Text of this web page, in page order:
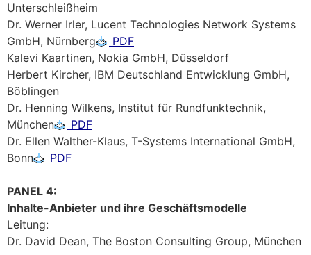
Unterschleißheim
Dr. Werner Irler, Lucent Technologies Network Systems
GmbH, Nürnberg
PDF
Kalevi Kaartinen, Nokia GmbH, Düsseldorf
Herbert Kircher, IBM Deutschland Entwicklung GmbH,
Böblingen
Dr. Henning Wilkens, Institut für Rundfunktechnik,
München
PDF
Dr. Ellen Walther-Klaus, T-Systems International GmbH,
Bonn
PDF
PANEL 4:
Inhalte-Anbieter und ihre Geschäftsmodelle
Leitung:
Dr. David Dean, The Boston Consulting Group, München